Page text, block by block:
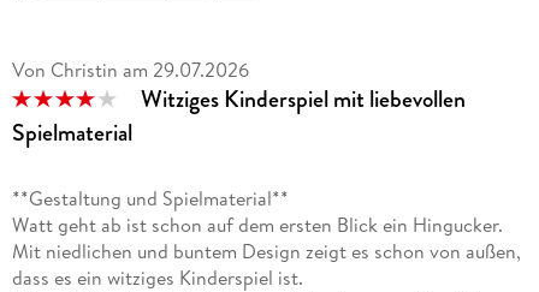
Von Christin am 29.07.2026
Witziges Kinderspiel mit liebevollen
Spielmaterial
**Gestaltung und Spielmaterial**
Watt geht ab ist schon auf dem ersten Blick ein Hingucker.
Mit niedlichen und buntem Design zeigt es schon von außen,
dass es ein witziges Kinderspiel ist.